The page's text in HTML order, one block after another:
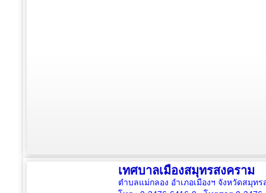
เทศบาลเมืองสมุทรสงคราม
ตำบลแม่กลอง อำเภอเมืองฯ จังหวัดสมุท